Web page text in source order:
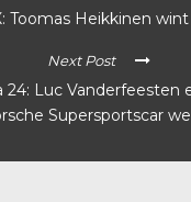
Toomas Heikkinen
Next Post
24: Luc Vanderfeesten
Supersportscar